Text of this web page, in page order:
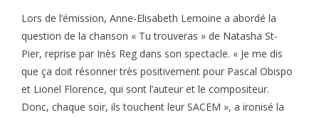
Lors de l’émission, Anne-Elisabeth Lemoine a abordé la
question de la chanson « Tu trouveras » de Natasha St-
Pier, reprise par Inès Reg dans son spectacle. « Je me dis
que ça doit résonner très positivement pour Pascal Obispo
et Lionel Florence, qui sont l’auteur et le compositeur.
Donc, chaque soir, ils touchent leur SACEM », a ironisé la